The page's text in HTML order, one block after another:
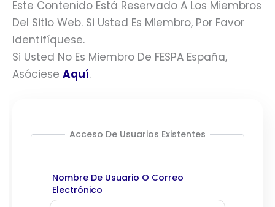
Este Contenido Está Reservado A Los Miembros
Del Sitio Web. Si Usted Es Miembro, Por Favor
Identifíquese.
Si Usted No Es Miembro De FESPA España,
Asóciese Aquí.
Acceso De Usuarios Existentes
Nombre De Usuario O Correo
Electrónico